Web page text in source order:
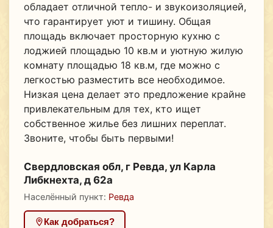
обладает отличной тепло- и звукоизоляцией,
что гарантирует уют и тишину. Общая
площадь включает просторную кухню с
лоджией площадью 10 кв.м и уютную жилую
комнату площадью 18 кв.м, где можно с
легкостью разместить все необходимое.
Низкая цена делает это предложение крайне
привлекательным для тех, кто ищет
собственное жилье без лишних переплат.
Звоните, чтобы быть первыми!
Свердловская обл, г Ревда, ул Карла
Либкнехта, д 62а
Населённый пункт: Ревда
Как добраться?